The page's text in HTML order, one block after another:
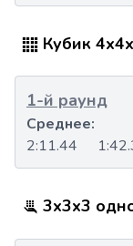
Кубик
1-й раунд
2:11.44
Среднее:
3x3x3